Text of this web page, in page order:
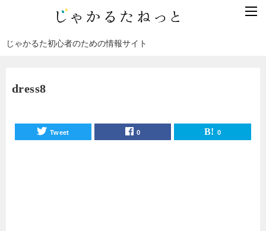
じゃかるた初心者のための情報サイト
dress8
Tweet 0 0